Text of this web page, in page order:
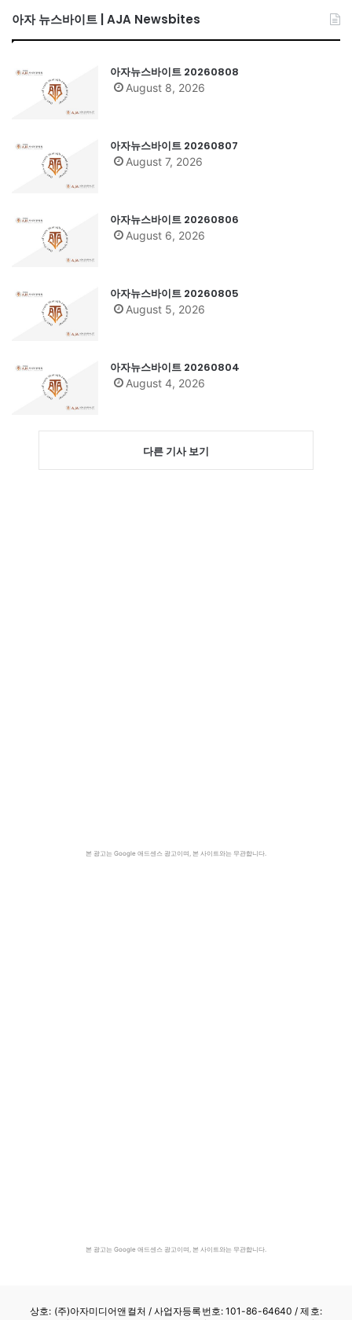
아자 뉴스바이트 | AJA Newsbites
아자뉴스바이트 20260808
August 8, 2026
아자뉴스바이트 20260807
August 7, 2026
아자뉴스바이트 20260806
August 6, 2026
아자뉴스바이트 20260805
August 5, 2026
아자뉴스바이트 20260804
August 4, 2026
다른 기사 보기
본 광고는 Google 애드센스 광고이며, 본 사이트와는 무관합니다.
본 광고는 Google 애드센스 광고이며, 본 사이트와는 무관합니다.
상호: (주)아자미디어앤컬처 /사업자등록번호: 101-86-64640 / 제호: